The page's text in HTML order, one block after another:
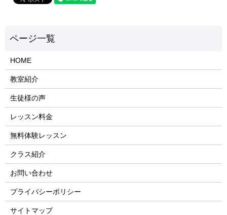
HOME
教室紹介
生徒様の声
レッスン料金
無料体験レッスン
クラス紹介
お問い合わせ
プライバシーポリシー
サイトマップ